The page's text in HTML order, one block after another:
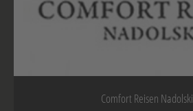
Comfort Reisen Nadolski